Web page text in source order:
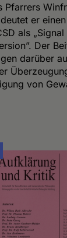
Pfarrers
er
als
Der
darüber
von